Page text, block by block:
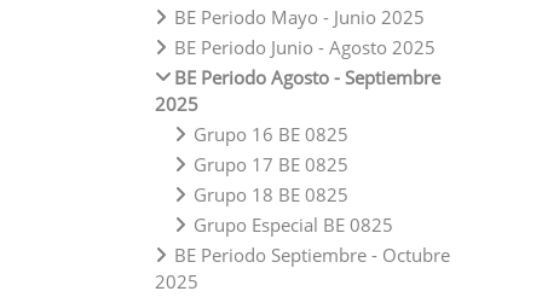
BE Periodo Mayo - Junio 2025
BE Periodo Junio - Agosto 2025
BE Periodo Agosto - Septiembre
2025
Grupo 16 BE 0825
Grupo 17 BE 0825
Grupo 18 BE 0825
Grupo Especial BE 0825
BE Periodo Septiembre - Octubre
2025